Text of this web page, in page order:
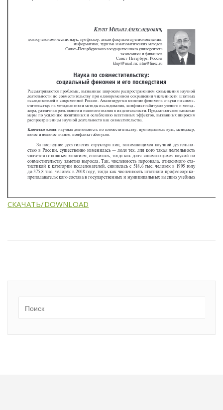
СКАЧАТЬ/DOWNLOAD